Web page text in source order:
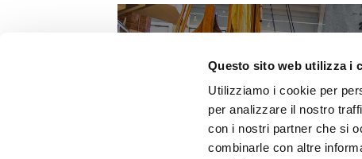
Questo sito web utilizza i
Utilizziamo i cookie per
per analizzare il nostro
con i nostri partner che si
combinarle con altre